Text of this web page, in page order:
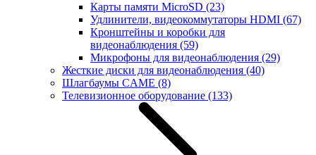
Карты памяти MicroSD (23)
Удлинители, видеокоммутаторы HDMI (67)
Кронштейны и коробки для
видеонаблюдения (59)
Микрофоны для видеонаблюдения (29)
Жесткие диски для видеонаблюдения (40)
Шлагбаумы CAME (8)
Телевизионное оборудование (133)